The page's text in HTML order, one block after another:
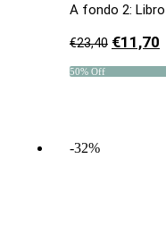
A fondo 2: Libro
€23,40 €11,70
50% Off
-32%